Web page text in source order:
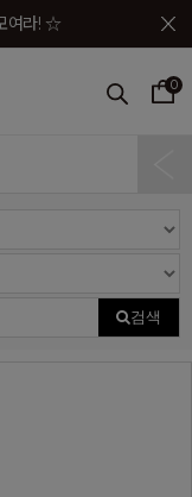
여라! ☆
에! ☆★
기 ☆★☆
0
검색